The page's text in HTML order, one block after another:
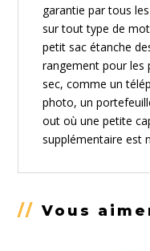
garantie par tous
sur tout type de
petit sac étanche
rangement pour les
sec, comme un
photo, un
out où une petite
supplémentaire est
//Vous